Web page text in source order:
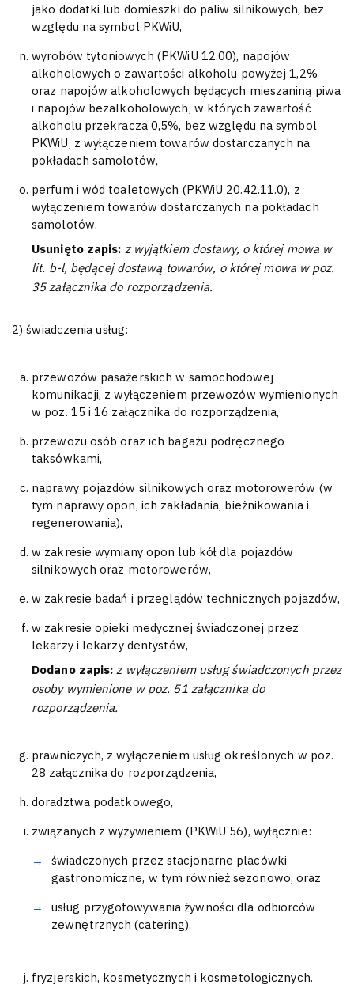
jako dodatki lub domieszki do paliw silnikowych, bez
względu na symbol PKWiU,
wyrobów tytoniowych (PKWiU 12.00), napojów
alkoholowych o zawartości alkoholu powyżej 1,2%
oraz napojów alkoholowych będących mieszaniną piwa
i napojów bezalkoholowych, w których zawartość
alkoholu przekracza 0,5%, bez względu na symbol
PKWiU, z wyłączeniem towarów dostarczanych na
pokładach samolotów,
perfum i wód toaletowych (PKWiU 20.42.11.0), z
wyłączeniem towarów dostarczanych na pokładach
samolotów.
Usunięto zapis: z wyjątkiem dostawy, o której mowa w
lit. b-l, będącej dostawą towarów, o której mowa w poz.
35 załącznika do rozporządzenia.
2) świadczenia usług:
przewozów pasażerskich w samochodowej
komunikacji, z wyłączeniem przewozów wymienionych
w poz. 15 i 16 załącznika do rozporządzenia,
przewozu osób oraz ich bagażu podręcznego
taksówkami,
naprawy pojazdów silnikowych oraz motorowerów (w
tym naprawy opon, ich zakładania, bieżnikowania i
regenerowania),
w zakresie wymiany opon lub kół dla pojazdów
silnikowych oraz motorowerów,
w zakresie badań i przeglądów technicznych pojazdów,
w zakresie opieki medycznej świadczonej przez
lekarzy i lekarzy dentystów,
Dodano zapis: z wyłączeniem usług świadczonych przez
osoby wymienione w poz. 51 załącznika do
rozporządzenia.
prawniczych, z wyłączeniem usług określonych w poz.
28 załącznika do rozporządzenia,
doradztwa podatkowego,
związanych z wyżywieniem (PKWiU 56), wyłącznie:
świadczonych przez stacjonarne placówki
gastronomiczne, w tym również sezonowo, oraz
usług przygotowywania żywności dla odbiorców
zewnętrznych (catering),
fryzjerskich, kosmetycznych i kosmetologicznych.